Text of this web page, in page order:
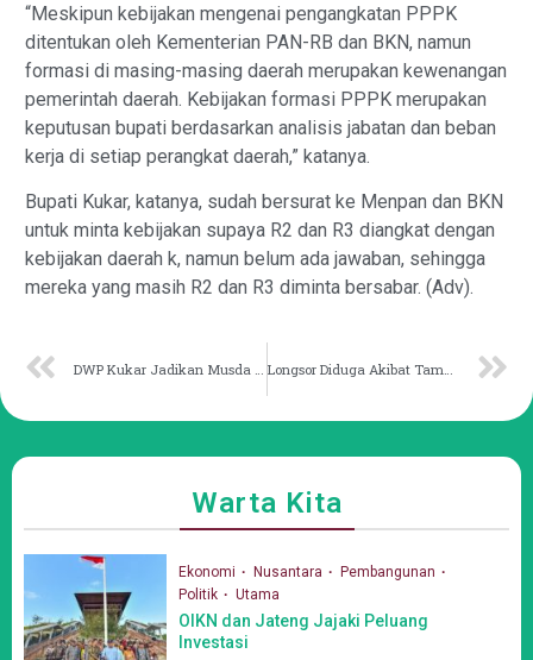
“Meskipun kebijakan mengenai pengangkatan PPPK
ditentukan oleh Kementerian PAN-RB dan BKN, namun
formasi di masing-masing daerah merupakan kewenangan
pemerintah daerah. Kebijakan formasi PPPK merupakan
keputusan bupati berdasarkan analisis jabatan dan beban
kerja di setiap perangkat daerah,” katanya.
Bupati Kukar, katanya, sudah bersurat ke Menpan dan BKN
untuk minta kebijakan supaya R2 dan R3 diangkat dengan
kebijakan daerah k, namun belum ada jawaban, sehingga
mereka yang masih R2 dan R3 diminta bersabar. (Adv).
Warta Kita
Ekonomi Nusantara
Pembangunan
Politik
Utama
OIKN dan Jateng Jajaki Peluang
Investasi